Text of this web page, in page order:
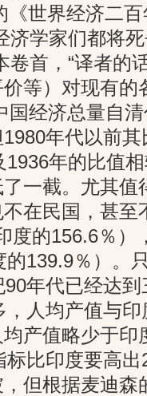
《世界经济二
济学家们都将
卷首，“译者的
等）对现有的
国经济总量自
年代以前
年的比值
一截。尤其值
在民国，甚至
度的156.6％）
139.9％）。
年代已经达
人均产值与印
均产值略少于
标比印度要高
但根据麦迪